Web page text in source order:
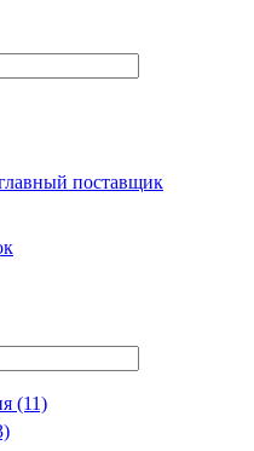
поставщик
(11)